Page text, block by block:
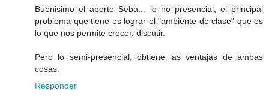
Buenisimo el aporte Seba... lo no presencial, el principal
problema que tiene es lograr el "ambiente de clase" que es
lo que nos permite crecer, discutir.
Pero lo semi-presencial, obtiene las ventajas de ambas
cosas.
Responder